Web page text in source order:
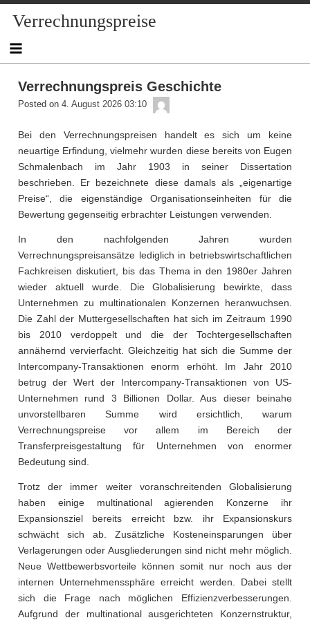
to
Verrechnungspreise
Verrechnungspreis Geschichte
Posted on 4. August 2026 03:10
Bei den Verrechnungspreisen handelt es sich um keine
neuartige Erfindung, vielmehr wurden diese bereits von Eugen
Schmalenbach im Jahr 1903 in seiner Dissertation
beschrieben. Er bezeichnete diese damals als „eigenartige
Preise“, die eigenständige Organisationseinheiten für die
Bewertung gegenseitig erbrachter Leistungen verwenden.
In den nachfolgenden Jahren wurden
Verrechnungspreisansätze lediglich in betriebswirtschaftlichen
Fachkreisen diskutiert, bis das Thema in den 1980er Jahren
wieder aktuell wurde. Die Globalisierung bewirkte, dass
Unternehmen zu multinationalen Konzernen heranwuchsen.
Die Zahl der Muttergesellschaften hat sich im Zeitraum 1990
bis 2010 verdoppelt und die der Tochtergesellschaften
annähernd vervierfacht. Gleichzeitig hat sich die Summe der
Intercompany-Transaktionen enorm erhöht. Im Jahr 2010
betrug der Wert der Intercompany-Transaktionen von US-
Unternehmen rund 3 Billionen Dollar. Aus dieser beinahe
unvorstellbaren Summe wird ersichtlich, warum
Verrechnungspreise vor allem im Bereich der
Transferpreisgestaltung für Unternehmen von enormer
Bedeutung sind.
Trotz der immer weiter voranschreitenden Globalisierung
haben einige multinational agierenden Konzerne ihr
Expansionsziel bereits erreicht bzw. ihr Expansionskurs
schwächt sich ab. Zusätzliche Kosteneinsparungen über
Verlagerungen oder Ausgliederungen sind nicht mehr möglich.
Neue Wettbewerbsvorteile können somit nur noch aus der
internen Unternehmenssphäre erreicht werden. Dabei stellt
sich die Frage nach möglichen Effizienzverbesserungen.
Aufgrund der multinational ausgerichteten Konzernstruktur,